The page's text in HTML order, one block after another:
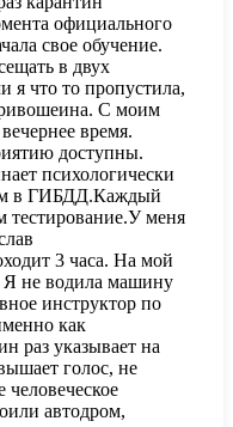
официального
свое обучение.
в двух
я что то пропустила,
С моим
время.
доступны.
психологически
в ГИБДД.Каждый
тестирование.У меня
3 часа. На мой
Я не водила машину
инструктор по
как
раз указывает на
голос, не
человеческое
автодром,